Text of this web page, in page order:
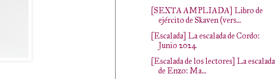
[SEXTA AMPLIADA] Libro de
ejército de Skaven (vers...
[Escalada] La escalada de Cordo:
Junio 2024
[Escalada de los lectores] La escalada
de Enzo: Ma...